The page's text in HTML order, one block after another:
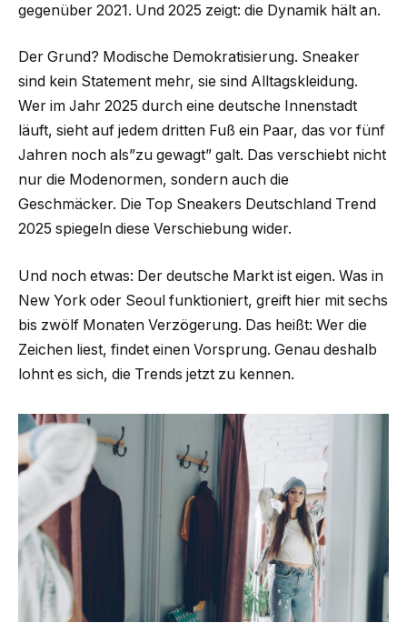
gegenüber 2021. Und 2025 zeigt: die Dynamik hält an.
Der Grund? Modische Demokratisierung. Sneaker
sind kein Statement mehr, sie sind Alltagskleidung.
Wer im Jahr 2025 durch eine deutsche Innenstadt
läuft, sieht auf jedem dritten Fuß ein Paar, das vor fünf
Jahren noch als”zu gewagt” galt. Das verschiebt nicht
nur die Modenormen, sondern auch die
Geschmäcker. Die Top Sneakers Deutschland Trend
2025 spiegeln diese Verschiebung wider.
Und noch etwas: Der deutsche Markt ist eigen. Was in
New York oder Seoul funktioniert, greift hier mit sechs
bis zwölf Monaten Verzögerung. Das heißt: Wer die
Zeichen liest, findet einen Vorsprung. Genau deshalb
lohnt es sich, die Trends jetzt zu kennen.